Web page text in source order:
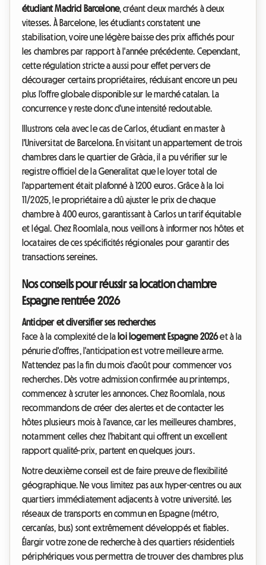
étudiant Madrid Barcelone, créant deux marchés à deux
vitesses. À Barcelone, les étudiants constatent une
stabilisation, voire une légère baisse des prix affichés pour
les chambres par rapport à l'année précédente. Cependant,
cette régulation stricte a aussi pour effet pervers de
décourager certains propriétaires, réduisant encore un peu
plus l'offre globale disponible sur le marché catalan. La
concurrence y reste donc d'une intensité redoutable.
Illustrons cela avec le cas de Carlos, étudiant en master à
l'Universitat de Barcelona. En visitant un appartement de trois
chambres dans le quartier de Gràcia, il a pu vérifier sur le
registre officiel de la Generalitat que le loyer total de
l'appartement était plafonné à 1200 euros. Grâce à la loi
11/2025, le propriétaire a dû ajuster le prix de chaque
chambre à 400 euros, garantissant à Carlos un tarif équitable
et légal. Chez Roomlala, nous veillons à informer nos hôtes et
locataires de ces spécificités régionales pour garantir des
transactions sereines.
Nos conseils pour réussir sa location chambre
Espagne rentrée 2026
Anticiper et diversifier ses recherches
Face à la complexité de la loi logement Espagne 2026et à la
pénurie d'offres, l'anticipation est votre meilleure arme.
N'attendez pas la fin du mois d'août pour commencer vos
recherches. Dès votre admission confirmée au printemps,
commencez à scruter les annonces. Chez Roomlala, nous
recommandons de créer des alertes et de contacter les
hôtes plusieurs mois à l'avance, car les meilleures chambres,
notamment celles chez l'habitant qui offrent un excellent
rapport qualité-prix, partent en quelques jours.
Notre deuxième conseil est de faire preuve de flexibilité
géographique. Ne vous limitez pas aux hyper-centres ou aux
quartiers immédiatement adjacents à votre université. Les
réseaux de transports en commun en Espagne (métro,
cercanías, bus) sont extrêmement développés et fiables.
Élargir votre zone de recherche à des quartiers résidentiels
périphériques vous permettra de trouver des chambres plus